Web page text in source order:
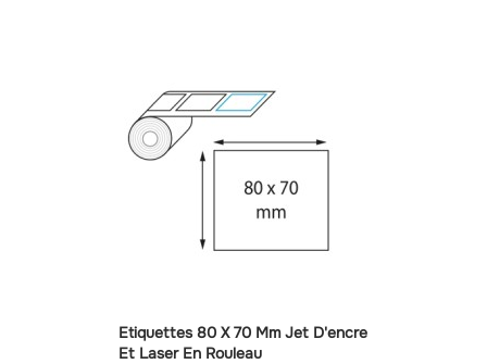
Etiquettes 80 X 70 Mm Jet D'encre
Et Laser En Rouleau